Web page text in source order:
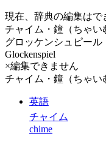
現在、辞典の編集はで
チャイム・鐘（ちゃ
グロッケンシュピール
Glockenspiel
×編集できません
チャイム・鐘（ちゃい
英語
チャイム
chime